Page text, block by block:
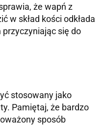
że wapń z
w skład kości odkłada
przyczyniając się do
stosowany jako
Pamiętaj, że bardzo
sposób